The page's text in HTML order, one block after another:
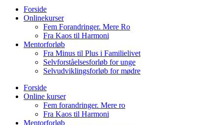
Forside
Onlinekurser
Fem Forandringer. Mere Ro
Fra Kaos til Harmoni
Mentorforløb
Fra Minus til Plus i Familielivet
Selvforståelsesforløb for unge
Selvudviklingsforløb for mødre
Forside
Online kurser
Fem forandringer. Mere ro
Fra Kaos til Harmoni
Mentorforløb